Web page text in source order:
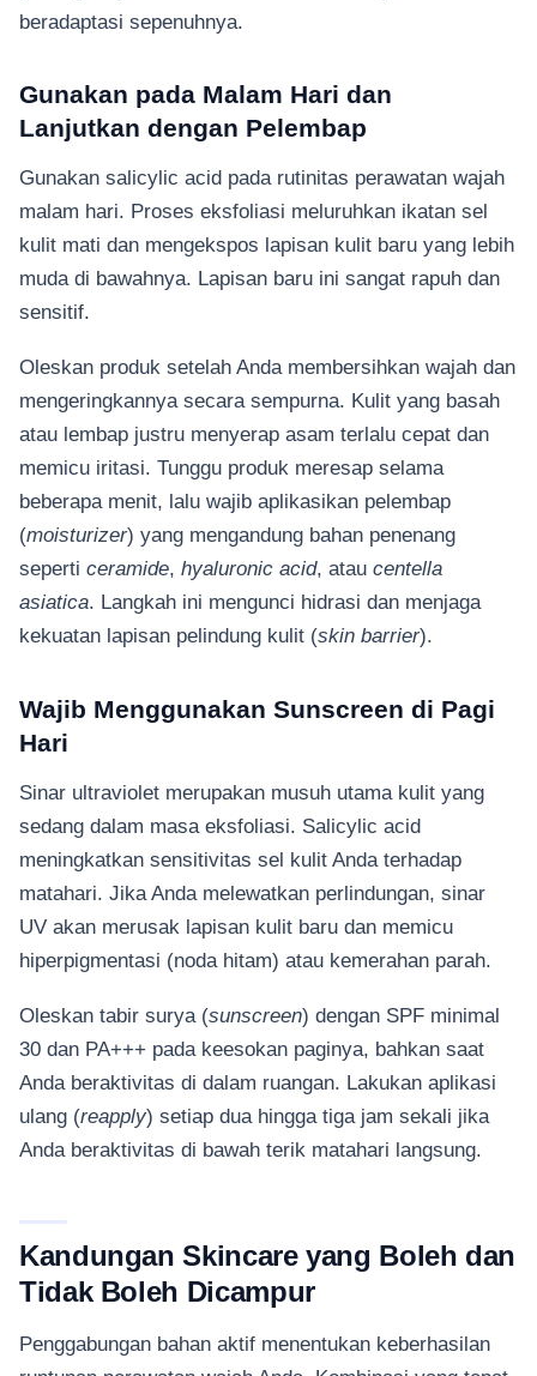
beradaptasi sepenuhnya.
Gunakan pada Malam Hari dan
Lanjutkan dengan Pelembap
Gunakan salicylic acid pada rutinitas perawatan wajah
malam hari. Proses eksfoliasi meluruhkan ikatan sel
kulit mati dan mengekspos lapisan kulit baru yang lebih
muda di bawahnya. Lapisan baru ini sangat rapuh dan
sensitif.
Oleskan produk setelah Anda membersihkan wajah dan
mengeringkannya secara sempurna. Kulit yang basah
atau lembap justru menyerap asam terlalu cepat dan
memicu iritasi. Tunggu produk meresap selama
beberapa menit, lalu wajib aplikasikan pelembap
(moisturizer) yang mengandung bahan penenang
seperti ceramide, hyaluronic acid, atau centella
asiatica. Langkah ini mengunci hidrasi dan menjaga
kekuatan lapisan pelindung kulit (skin barrier).
Wajib Menggunakan Sunscreen di Pagi
Hari
Sinar ultraviolet merupakan musuh utama kulit yang
sedang dalam masa eksfoliasi. Salicylic acid
meningkatkan sensitivitas sel kulit Anda terhadap
matahari. Jika Anda melewatkan perlindungan, sinar
UV akan merusak lapisan kulit baru dan memicu
hiperpigmentasi (noda hitam) atau kemerahan parah.
Oleskan tabir surya (sunscreen) dengan SPF minimal
30 dan PA+++ pada keesokan paginya, bahkan saat
Anda beraktivitas di dalam ruangan. Lakukan aplikasi
ulang (reapply) setiap dua hingga tiga jam sekali jika
Anda beraktivitas di bawah terik matahari langsung.
Kandungan Skincare yang Boleh dan
Tidak Boleh Dicampur
Penggabungan bahan aktif menentukan keberhasilan